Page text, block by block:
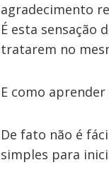
agradecimento
É esta sensação
tratarem no
E como
De fato não é
simples para